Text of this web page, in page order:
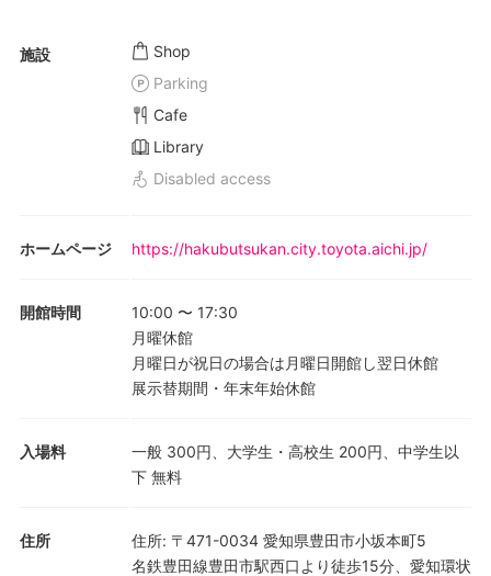
施設
Shop
Parking
Cafe
Library
Disabled access
ホームページ https://hakubutsukan.city.toyota.aichi.jp/
開館時間 10:00 〜 17:30
月曜休館
月曜日が祝日の場合は月曜日開館し翌日休館
展示替期間・年末年始休館
入場料
一般 300円、大学生・高校生 200円、中学生以
下 無料
住所 住所: 〒471-0034 愛知県豊田市小坂本町5
名鉄豊田線豊田市駅西口より徒歩15分、愛知環状